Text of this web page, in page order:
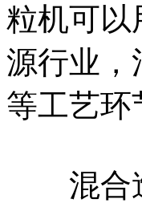
粒机可以
源行业，
等工艺环
混合造